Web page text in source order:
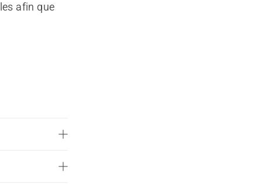
afin que